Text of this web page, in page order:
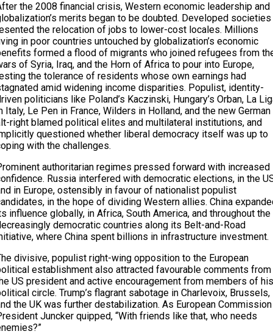
the 2008 financial crisis, Western economic leadership and
merits began to be doubted. Developed societies
the relocation of jobs to lower-cost locales. Millions
in poor countries untouched by globalization’s economic
formed a flood of migrants who joined refugees from
of Syria, Iraq, and the Horn of Africa to pour into Europe,
the tolerance of residents whose own earnings had
amid widening income disparities. Populist, identity-
politicians like Poland’s Kaczinski, Hungary’s Orban, La
Italy, Le Pen in France, Wilders in Holland, and the new German
right blamed political elites and multilateral institutions, and
questioned whether liberal democracy itself was up to
with the challenges.
authoritarian regimes pressed forward with increased
Russia interfered with democratic elections, in the
in Europe, ostensibly in favour of nationalist populist
in the hope of dividing Western allies. China
influence globally, in Africa, South America, and throughout the
democratic countries along its Belt-and-Road
where China spent billions in infrastructure investment.
divisive, populist right-wing opposition to the European
establishment also attracted favourable comments from
US president and active encouragement from members of his
circle. Trump’s flagrant sabotage in Charlevoix, Brussels,
the UK was further destabilization. As European Commission
Juncker quipped, “With friends like that, who needs